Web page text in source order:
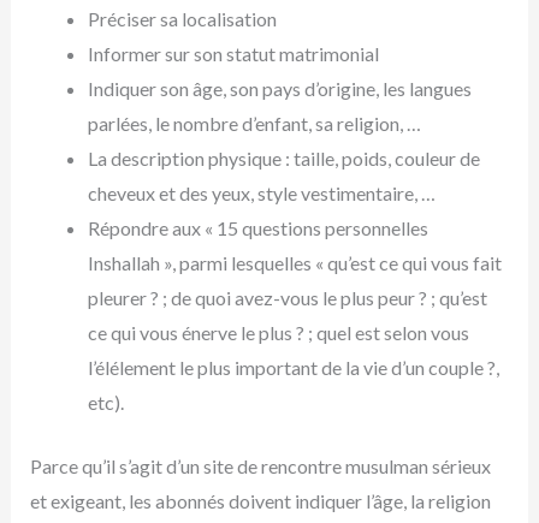
Préciser sa localisation
Informer sur son statut matrimonial
Indiquer son âge, son pays d’origine, les langues
parlées, le nombre d’enfant, sa religion, …
La description physique : taille, poids, couleur de
cheveux et des yeux, style vestimentaire, …
Répondre aux « 15 questions personnelles
Inshallah », parmi lesquelles « qu’est ce qui vous fait
pleurer ? ; de quoi avez-vous le plus peur ? ; qu’est
ce qui vous énerve le plus ? ; quel est selon vous
l’élélement le plus important de la vie d’un couple ?,
etc).
Parce qu’il s’agit d’un site de rencontre musulman sérieux
et exigeant, les abonnés doivent indiquer l’âge, la religion